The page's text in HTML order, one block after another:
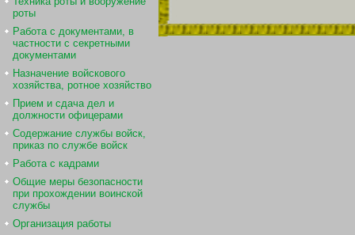
роты
Работа с документами, в
частности с секретными
документами
Назначение войскового
хозяйства, ротное хозяйство
Прием и сдача дел и
должности офицерами
Содержание службы войск,
приказ по службе войск
Работа с кадрами
Общие меры безопасности
при прохождении воинской
службы
Организация работы